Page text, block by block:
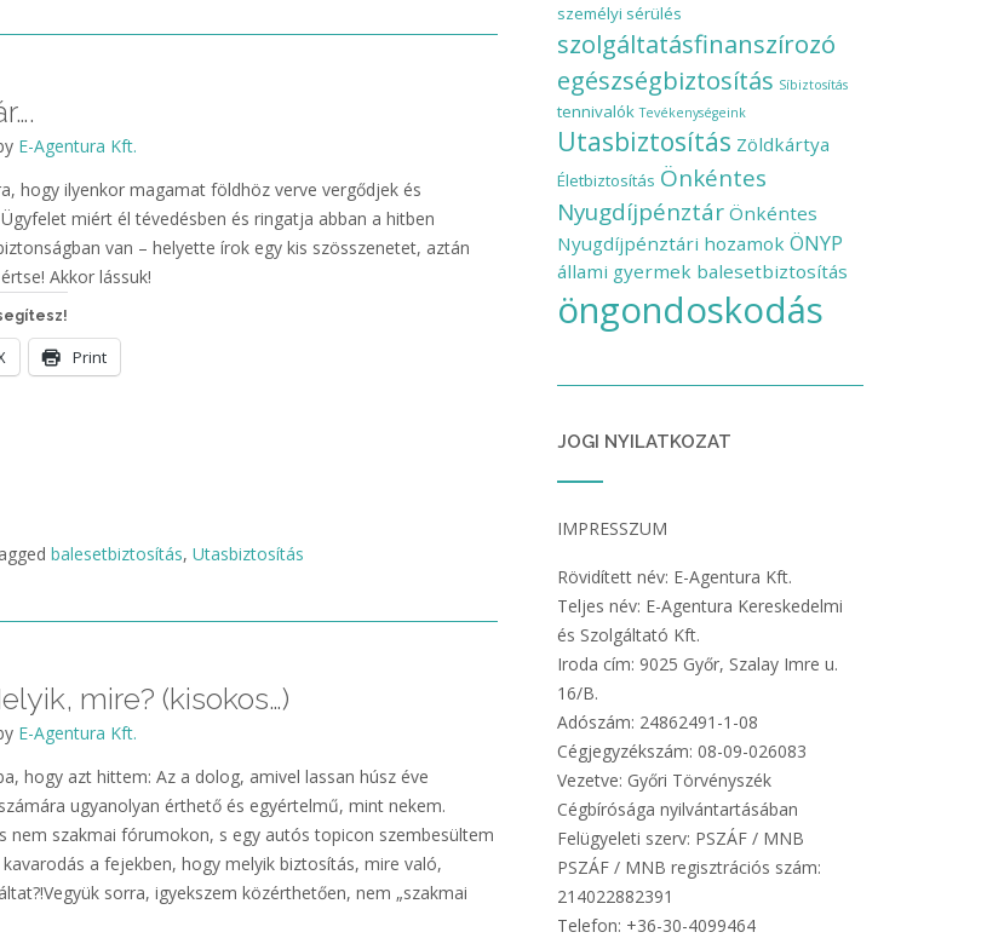
E-Agentura Kft.
hogy ilyenkor magamat földhöz verve vergődjek és
miért él tévedésben és ringatja abban a hitben
van – helyette írok egy kis szösszenetet, aztán
Akkor lássuk!
Print
balesetbiztosítás, Utasbiztosítás
mire? (kisokos…)
E-Agentura Kft.
hogy azt hittem: Az a dolog, amivel lassan húsz éve
ugyanolyan érthető és egyértelmű, mint nekem.
nem szakmai fórumokon, s egy autós topicon szembesültem
a fejekben, hogy melyik biztosítás, mire való,
sorra, igyekszem közérthetően, nem „szakmai
személyi sérülés
szolgáltatásfinanszírozó
egészségbiztosítás Síbiztosítás
tennivalók Tevékenységeink
Utasbiztosítás Zöldkártya
Életbiztosítás Önkéntes
Nyugdíjpénztár Önkéntes
Nyugdíjpénztári hozamok ÖNYP
állami gyermek balesetbiztosítás
öngondoskodás
JOGI NYILATKOZAT
IMPRESSZUM
Rövidített név: E-Agentura Kft.
Teljes név: E-Agentura Kereskedelmi
és Szolgáltató Kft.
Iroda cím: 9025 Győr, Szalay Imre u.
16/B.
Adószám: 24862491-1-08
Cégjegyzékszám: 08-09-026083
Vezetve: Győri Törvényszék
Cégbírósága nyilvántartásában
Felügyeleti szerv: PSZÁF / MNB
PSZÁF / MNB regisztrációs szám:
214022882391
Telefon: +36-30-4099464